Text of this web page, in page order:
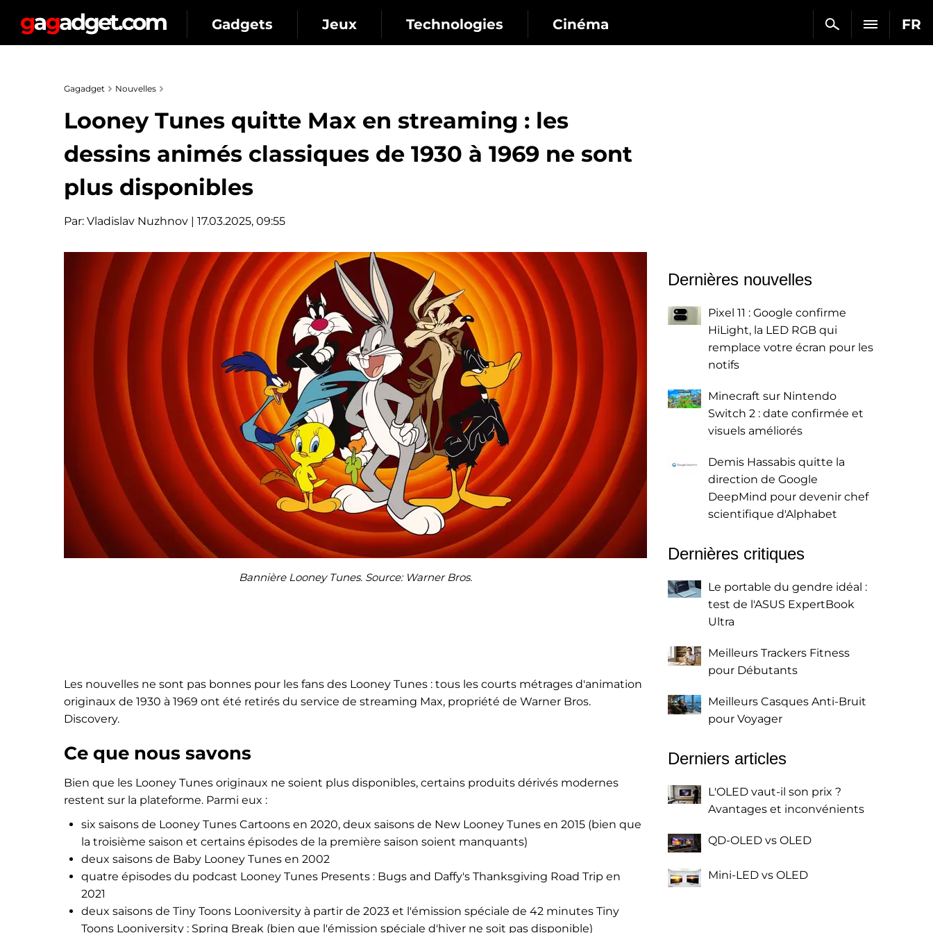
FR
Gadgets Jeux Technologies Cinéma
Gagadget Nouvelles
Looney Tunes quitte Max en streaming : les
dessins animés classiques de 1930 à 1969 ne sont
plus disponibles
Par: Vladislav Nuzhnov | 17.03.2025, 09:55
Bannière Looney Tunes. Source: Warner Bros.
Les nouvelles ne sont pas bonnes pour les fans des Looney Tunes : tous les courts métrages d'animation
originaux de 1930 à 1969 ont été retirés du service de streaming Max, propriété de Warner Bros.
Discovery.
Ce que nous savons
Bien que les Looney Tunes originaux ne soient plus disponibles, certains produits dérivés modernes
restent sur la plateforme. Parmi eux :
six saisons de Looney Tunes Cartoons en 2020, deux saisons de New Looney Tunes en 2015 (bien que
la troisième saison et certains épisodes de la première saison soient manquants)
deux saisons de Baby Looney Tunes en 2002
quatre épisodes du podcast Looney Tunes Presents : Bugs and Daffy's Thanksgiving Road Trip en
2021
deux saisons de Tiny Toons Looniversity à partir de 2023 et l'émission spéciale de 42 minutes Tiny
Toons Looniversity : Spring Break (bien que l'émission spéciale d'hiver ne soit pas disponible)
Dernières nouvelles
Pixel 11 : Google confirme
HiLight, la LED RGB qui
remplace votre écran pour les
notifs
Minecraft sur Nintendo
Switch 2 : date confirmée et
visuels améliorés
Demis Hassabis quitte la
direction de Google
DeepMind pour devenir chef
scientifique d'Alphabet
Dernières critiques
Le portable du gendre idéal :
test de l'ASUS ExpertBook
Ultra
Meilleurs Trackers Fitness
pour Débutants
Meilleurs Casques Anti-Bruit
pour Voyager
Derniers articles
L'OLED vaut-il son prix ?
Avantages et inconvénients
QD-OLED vs OLED
Mini-LED vs OLED